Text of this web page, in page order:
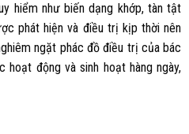
hiểm như biến dạng khớp, tàn tật
phát hiện và điều trị kịp thời nên
ngặt phác đồ điều trị của bác
động và sinh hoạt hàng ngày,